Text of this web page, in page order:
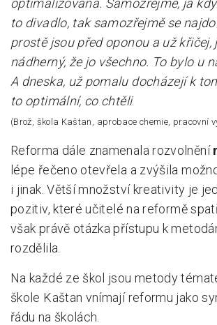
optimalizovaná. Samozřejmě, já
to divadlo, tak samozřejmě se
prostě jsou před oponou a už křičej,
nádherný, že jo všechno. To bylo u
A dneska, už pomalu docházejí k
to optimální, co chtěli.
(Brož, škola Kaštan, aprobace chemie, pracovní
Reforma dále znamenala rozvolnění
lépe řečeno otevřela a zvýšila
i jinak. Větší množství kreativity je
pozitiv, které učitelé na reformě
však právě otázka přístupu k
rozdělila.
Na každé ze škol jsou metody
škole Kaštan vnímají reformu jako
řádu na školách.